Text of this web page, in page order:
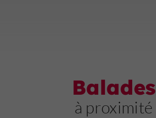
Balades
à proximité